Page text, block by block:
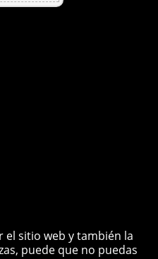
cuartodecomunicaciones.com
el sitio web y también la
puede que no puedas